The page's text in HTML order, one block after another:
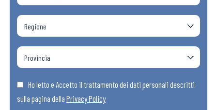
Ho letto e Accetto il trattamento dei dati personali descritti
sulla pagina della Privacy Policy